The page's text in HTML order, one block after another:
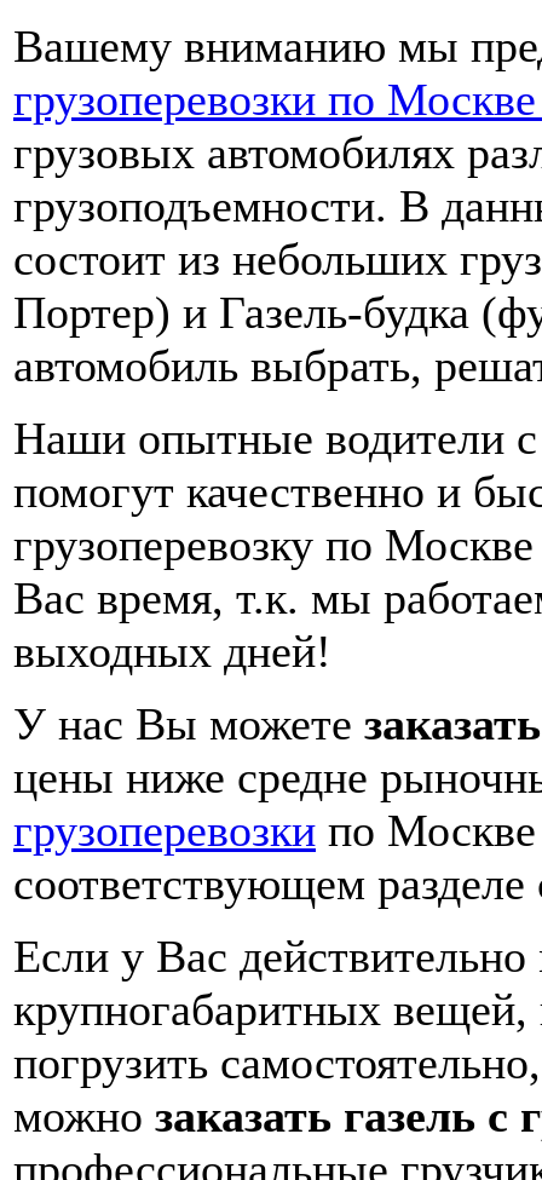
Вашему вниманию мы
грузоперевозки по
грузовых автомобилях
грузоподъемности. В
состоит из небольших
Портер) и Газель-будка
автомобиль выбрать,
Наши опытные водители
помогут качественно и
грузоперевозку по
Вас время, т.к. мы
выходных дней!
У нас Вы можете
цены ниже средне
грузоперевозки по
соответствующем
Если у Вас
крупногабаритных
погрузить
можно заказать газель с
профессиональные